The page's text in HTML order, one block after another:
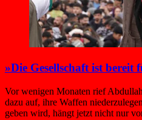
»Die Gesellschaft ist bereit
Vor wenigen Monaten rief
dazu auf, ihre Waffen
geben wird, hängt jetzt nicht nur